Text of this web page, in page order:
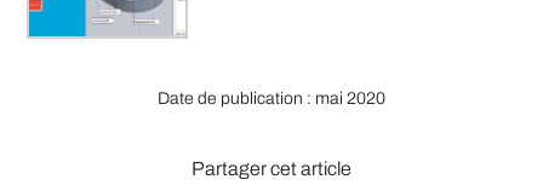
Date de publication : mai 2020
Partager cet article